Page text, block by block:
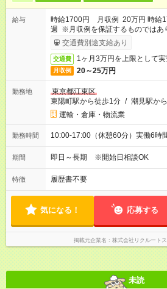
給与
時給1700円 月収例 20万円 時給
週 ※月収例を保証するものではあ
ービス利用可（利用条件有）
交通費別途支給あり
交通費 1ヶ月3万円を上限として
月収例 20～25万円
勤務地
東京都江東区
東陽町駅から徒歩1分 / 潮見駅か
運輸・倉庫・物流業
勤務時間 10:00-17:00（休憩60分）実働6時
期間 即日～長期 ※開始日相談OK
特徴 履歴書不要
気になる！ 応募する
掲載元企業名 株式会社リクルート
未読